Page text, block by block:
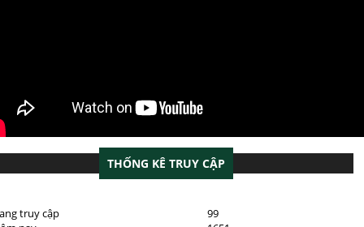
THỐNG KÊ TRUY CẬP
truy cập
99